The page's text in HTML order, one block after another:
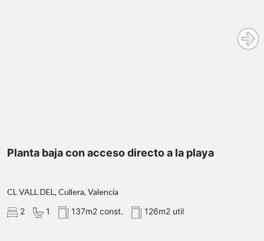
Planta baja con acceso directo a la playa
CL VALL DEL, Cullera, Valencia
2
1 137m2 const. 126m2 util